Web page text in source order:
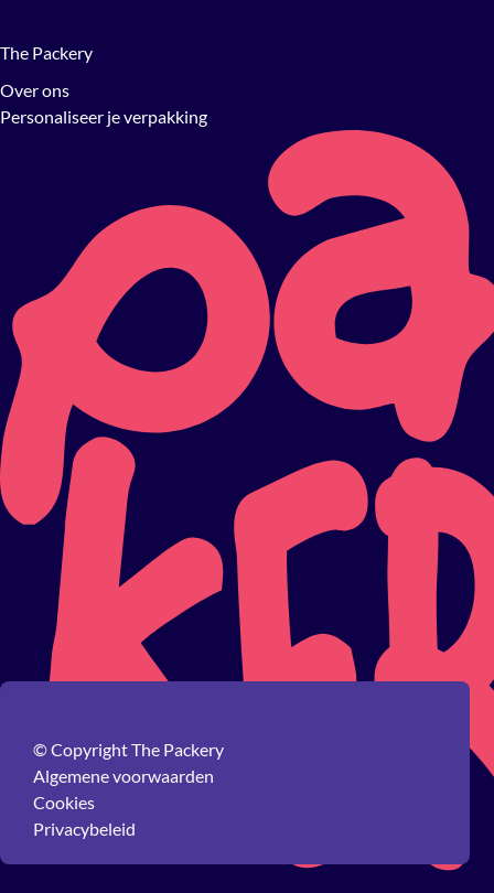
The Packery
Over ons
Personaliseer je verpakking
© Copyright The Packery
Algemene voorwaarden
Cookies
Privacybeleid